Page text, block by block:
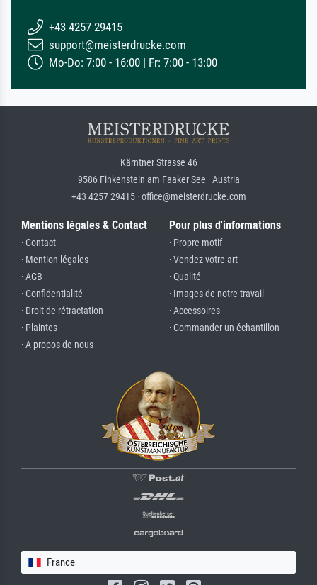
+43 4257 29415
support@meisterdrucke.com
Mo-Do: 7:00 - 16:00 | Fr: 7:00 - 13:00
Kärntner Strasse 46
9586 Finkenstein am Faaker See · Austria
+43 4257 29415 · office@meisterdrucke.com
Mentions légales & Contact
· Contact
· Mention légales
· AGB
· Confidentialité
· Droit de rétractation
· Plaintes
· A propos de nous
Pour plus d'informations
· Propre motif
· Vendez votre art
· Qualité
· Images de notre travail
· Accessoires
· Commander un échantillon
France